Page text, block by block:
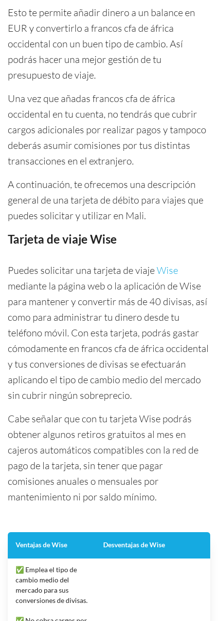
Esto te permite añadir dinero a un balance en
EUR y convertirlo a francos cfa de áfrica
occidental con un buen tipo de cambio. Así
podrás hacer una mejor gestión de tu
presupuesto de viaje.
Una vez que añadas francos cfa de áfrica
occidental en tu cuenta, no tendrás que cubrir
cargos adicionales por realizar pagos y tampoco
deberás asumir comisiones por tus distintas
transacciones en el extranjero.
A continuación, te ofrecemos una descripción
general de una tarjeta de débito para viajes que
puedes solicitar y utilizar en Mali.
Tarjeta de viaje Wise
Puedes solicitar una tarjeta de viajeWise
mediante la página web o la aplicación de Wise
para mantener y convertir más de 40 divisas, así
como para administrar tu dinero desde tu
teléfono móvil. Con esta tarjeta, podrás gastar
cómodamente en francos cfa de áfrica occidental
y tus conversiones de divisas se efectuarán
aplicando el tipo de cambio medio del mercado
sin cubrir ningún sobreprecio.
Cabe señalar que con tu tarjeta Wise podrás
obtener algunos retiros gratuitos al mes en
cajeros automáticos compatibles con la red de
pago de la tarjeta, sin tener que pagar
comisiones anuales o mensuales por
mantenimiento ni por saldo mínimo.
Ventajas de Wise Desventajas de Wise
✅ Emplea el tipo de
cambio medio del
mercado para sus
conversiones de divisas.